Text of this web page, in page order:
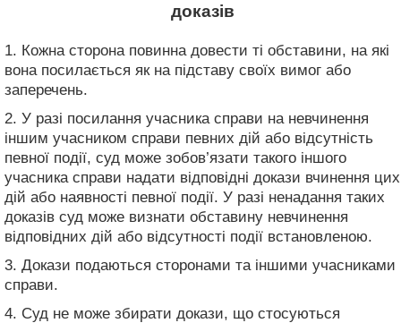
доказів
1. Кожна сторона повинна довести ті обставини, на які
вона посилається як на підставу своїх вимог або
заперечень.
2. У разі посилання учасника справи на невчинення
іншим учасником справи певних дій або відсутність
певної події, суд може зобов’язати такого іншого
учасника справи надати відповідні докази вчинення цих
дій або наявності певної події. У разі ненадання таких
доказів суд може визнати обставину невчинення
відповідних дій або відсутності події встановленою.
3. Докази подаються сторонами та іншими учасниками
справи.
4. Суд не може збирати докази, що стосуються